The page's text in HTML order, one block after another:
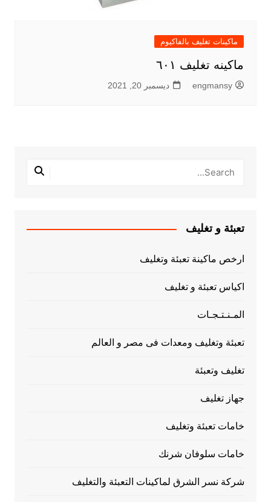
ماكينات تغليف بالفاكيوم
ماكينه تغليف ٦٠١
engmansy ديسمبر 20, 2021
تعبئة و تغليف
ارخص ماكينة تعبئة وتغليف
اكياس تعبئة و تغليف
المـنـتـجـات
تعبئة وتغليف ومعدات فى مصر و العالم
تغليف وتعبئة
جهاز تغليف
خامات تعبئة وتغليف
خامات سلوفان شرنك
شركة نسر الشرق لماكينات التعبئة والتغليف